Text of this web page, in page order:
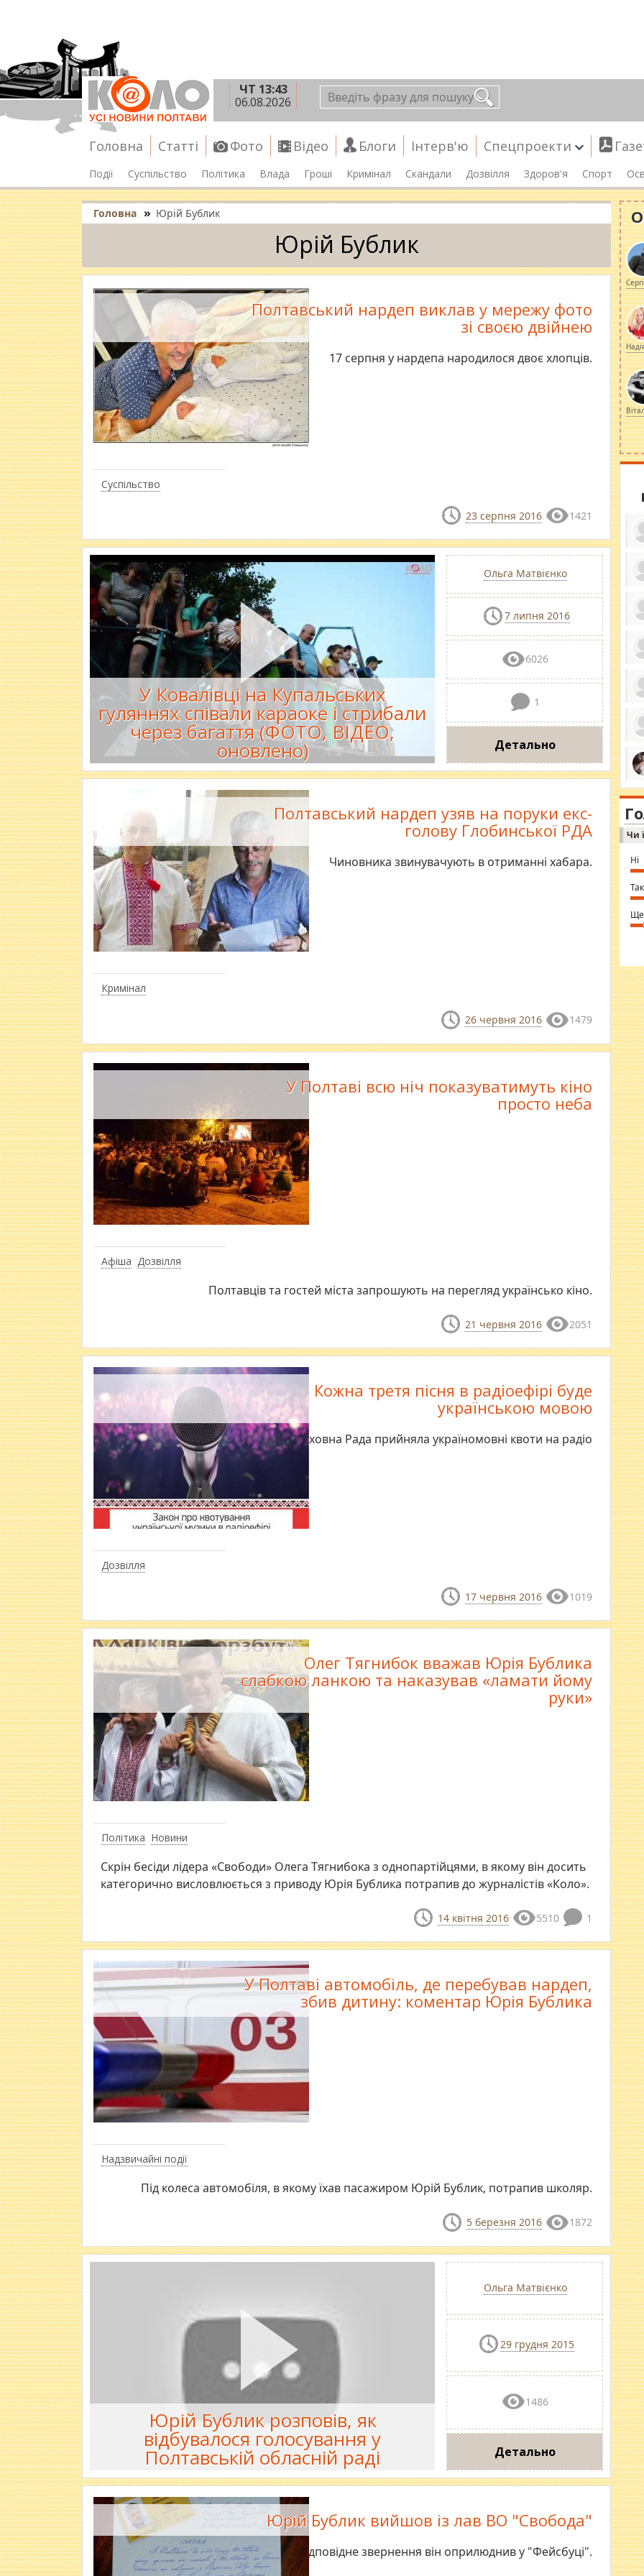
ЧТ 13:43
06.08.2026
Головна Статті Фото Відео Блоги Інтерв'ю Спецпроекти
Події Суспільство Політика Влада Гроші Кримінал Скандали Дозвілля Здоров'я Спорт
Головна » Юрій Бублик
Юрій Бублик
Суспільство
Полтавський нардеп виклав у мережу фото
зі своєю двійнею
17 серпня у нардепа народилося двоє хлопців.
23 серпня 2016 1421
У Ковалівці на Купальських
гуляннях співали караоке і стрибали
через багаття (ФОТО, ВІДЕО,
оновлено)
Ольга Матвієнко
7 липня 2016
6026
1
Детально
Кримінал
Полтавський нардеп узяв на поруки екс-
голову Глобинської РДА
Чиновника звинувачують в отриманні хабара.
26 червня 2016 1479
Афіша Дозвілля
У Полтаві всю ніч показуватимуть кіно
просто неба
Полтавців та гостей міста запрошують на перегляд українсько кіно.
21 червня 2016 2051
Дозвілля
Кожна третя пісня в радіоефірі буде
українською мовою
Верховна Рада прийняла україномовні квоти на радіо
17 червня 2016 1019
Політика Новини
Олег Тягнибок вважав Юрія Бублика
слабкою ланкою та наказував «ламати йому
руки»
Скрін бесіди лідера «Свободи» Олега Тягнибока з однопартійцями, в якому він досить
категорично висловлюється з приводу Юрія Бублика потрапив до журналістів «Коло».
14 квітня 2016 5510 1
Надзвичайні події
У Полтаві автомобіль, де перебував нардеп,
збив дитину: коментар Юрія Бублика
Під колеса автомобіля, в якому їхав пасажиром Юрій Бублик, потрапив школяр.
5 березня 2016 1872
Юрій Бублик розповів, як
відбувалося голосування у
Полтавській обласній раді
Ольга Матвієнко
29 грудня 2015
1486
Детально
Юрій Бублик вийшов із лав ВО "Свобода"
Відповідне звернення він оприлюднив у "Фейсбуці".
за
ми
in
⇒
Чи
Ні
Так
Ще